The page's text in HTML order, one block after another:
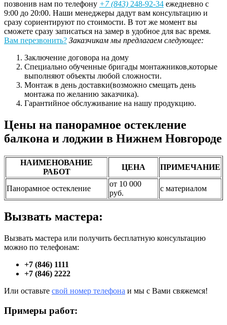
позвонив нам по телефону +7 (843) 248-92-34 ежедневно с
9:00 до 20:00. Наши менеджеры дадут вам консультацию и
сразу сориентируют по стоимости. В тот же момент вы
сможете сразу записаться на замер в удобное для вас время.
Вам перезвонить? Заказчикам мы предлагаем следующее:
Заключение договора на дому
Специально обученные бригады монтажников,которые
выполняют объекты любой сложности.
Монтаж в день доставки(возможно смещать день
монтажа по желанию заказчика).
Гарантийное обслуживание на нашу продукцию.
Цены на панорамное остекление
балкона и лоджии в Нижнем Новгороде
НАИМЕНОВАНИЕ
РАБОТ
ЦЕНА ПРИМЕЧАНИЕ
Панорамное остекление
от 10 000
руб.
с материалом
Вызвать мастера:
Вызвать мастера или получить бесплатную консультацию
можно по телефонам:
+7 (846) 1111
+7 (846) 2222
Или оставьте свой номер телефона и мы с Вами свяжемся!
Примеры работ: